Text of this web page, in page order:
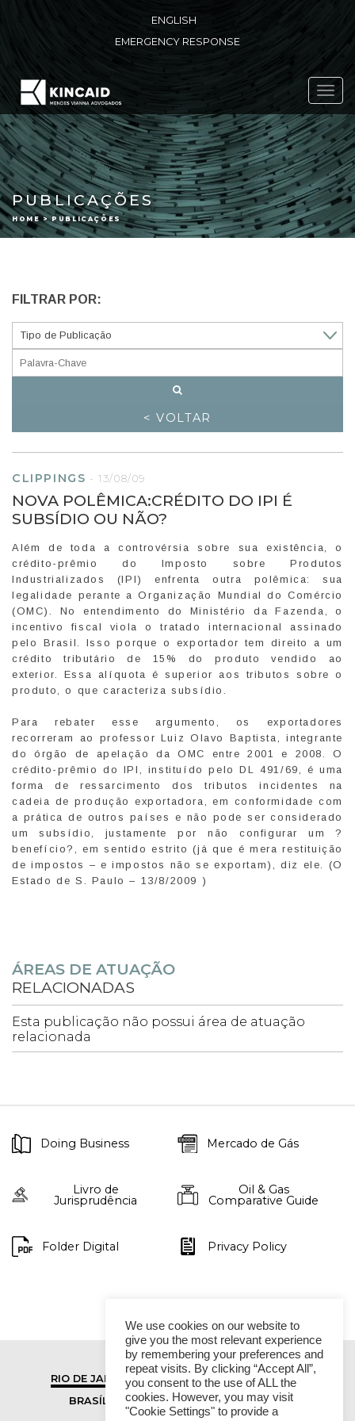
ENGLISH
EMERGENCY RESPONSE
PUBLICAÇÕES
HOME > PUBLICAÇÕES
FILTRAR POR:
< VOLTAR
CLIPPINGS -13/08/09
NOVA POLÊMICA:CRÉDITO DO IPI É
SUBSÍDIO OU NÃO?
Além de toda a controvérsia sobre sua existência, o
crédito-prêmio do Imposto sobre Produtos
Industrializados (IPI) enfrenta outra polêmica: sua
legalidade perante a Organização Mundial do Comércio
(OMC). No entendimento do Ministério da Fazenda, o
incentivo fiscal viola o tratado internacional assinado
pelo Brasil. Isso porque o exportador tem direito a um
crédito tributário de 15% do produto vendido ao
exterior. Essa alíquota é superior aos tributos sobre o
produto, o que caracteriza subsídio.
Para rebater esse argumento, os exportadores
recorreram ao professor Luiz Olavo Baptista, integrante
do órgão de apelação da OMC entre 2001 e 2008. O
crédito-prêmio do IPI, instituído pelo DL 491/69, é uma
forma de ressarcimento dos tributos incidentes na
cadeia de produção exportadora, em conformidade com
a prática de outros países e não pode ser considerado
um subsídio, justamente por não configurar um ?
benefício?, em sentido estrito (já que é mera restituição
de impostos – e impostos não se exportam), diz ele. (O
Estado de S. Paulo – 13/8/2009 )
ÁREAS DE ATUAÇÃO
RELACIONADAS
Esta publicação não possui área de atuação
relacionada
Doing Business Mercado de Gás
Livro de
Jurisprudência
Oil & Gas
Comparative Guide
Folder Digital Privacy Policy
RIO DE JANEIRO
SÃO PAULO
BRASÍLIA
VITÓRIA
We use cookies on our website to
give you the most relevant experience
by remembering your preferences and
repeat visits. By clicking “Accept All”,
you consent to the use of ALL the
cookies. However, you may visit
"Cookie Settings" to provide a